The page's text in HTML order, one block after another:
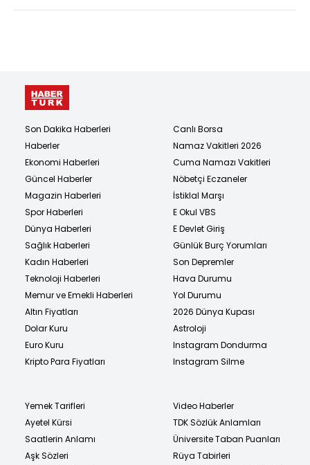
Son Dakika Haberleri
Haberler
Ekonomi Haberleri
Güncel Haberler
Magazin Haberleri
Spor Haberleri
Dünya Haberleri
Sağlık Haberleri
Kadın Haberleri
Teknoloji Haberleri
Memur ve Emekli Haberleri
Altın Fiyatları
Dolar Kuru
Euro Kuru
Kripto Para Fiyatları
Canlı Borsa
Namaz Vakitleri 2026
Cuma Namazı Vakitleri
Nöbetçi Eczaneler
İstiklal Marşı
E Okul VBS
E Devlet Giriş
Günlük Burç Yorumları
Son Depremler
Hava Durumu
Yol Durumu
2026 Dünya Kupası
Astroloji
Instagram Dondurma
Instagram Silme
Yemek Tarifleri
Ayetel Kürsi
Saatlerin Anlamı
Aşk Sözleri
Video Haberler
TDK Sözlük Anlamları
Üniversite Taban Puanları
Rüya Tabirleri